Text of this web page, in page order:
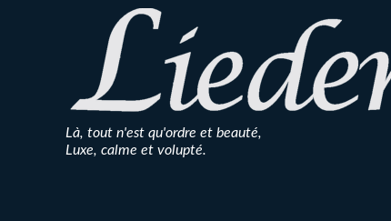
Là, tout n'est qu'ordre et beauté,
Luxe, calme et volupté.